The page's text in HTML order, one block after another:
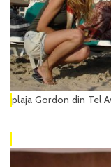
plaja Gordon din Tel